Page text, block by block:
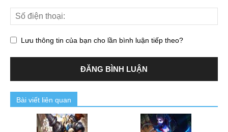
Lưu thông tin của bạn cho lần bình luận tiếp theo?
Bài viết liên quan